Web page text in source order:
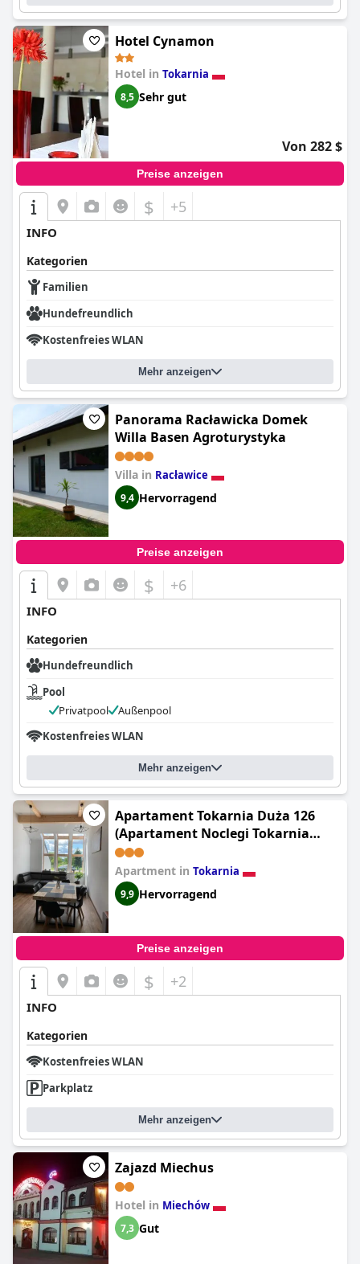
Hotel Cynamon
Hotel in Tokarnia
8,5 Sehr gut
Von 282 $
Preise anzeigen
$ +5
INFO
Kategorien
Familien
Hundefreundlich
Kostenfreies WLAN
Mehr anzeigen
Panorama Racławicka Domek
Willa Basen Agroturystyka
Villa in Racławice
9,4 Hervorragend
Preise anzeigen
$ +6
INFO
Kategorien
Hundefreundlich
Pool
Privatpool
Außenpool
Kostenfreies WLAN
Mehr anzeigen
Apartament Tokarnia Duża 126
(Apartament Noclegi Tokarnia
Duża 126)
Apartment in Tokarnia
9,9 Hervorragend
Preise anzeigen
$ +2
INFO
Kategorien
Kostenfreies WLAN
Parkplatz
Mehr anzeigen
Zajazd Miechus
Hotel in Miechów
7,3 Gut